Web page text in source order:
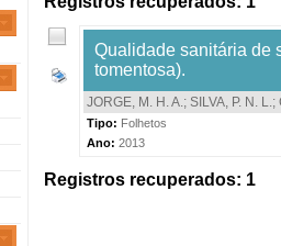
Qualidade sanitária de
tomentosa).
JORGE, M. H. A.; SILVA, P. N. L.;
Tipo: Folhetos
Ano: 2013
Registros recuperados: 1